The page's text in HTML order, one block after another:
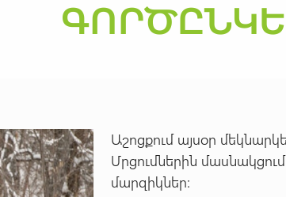
Աշոցքում այսօր
Մրցումներին
մարզիկներ: